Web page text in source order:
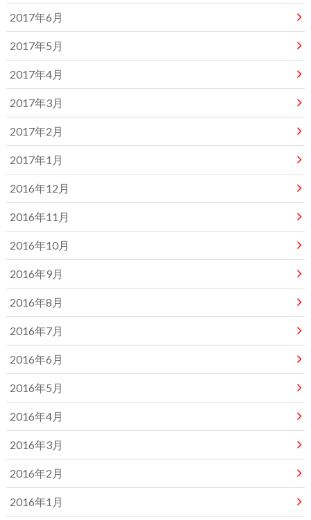
2017年6月
2017年5月
2017年4月
2017年3月
2017年2月
2017年1月
2016年12月
2016年11月
2016年10月
2016年9月
2016年8月
2016年7月
2016年6月
2016年5月
2016年4月
2016年3月
2016年2月
2016年1月